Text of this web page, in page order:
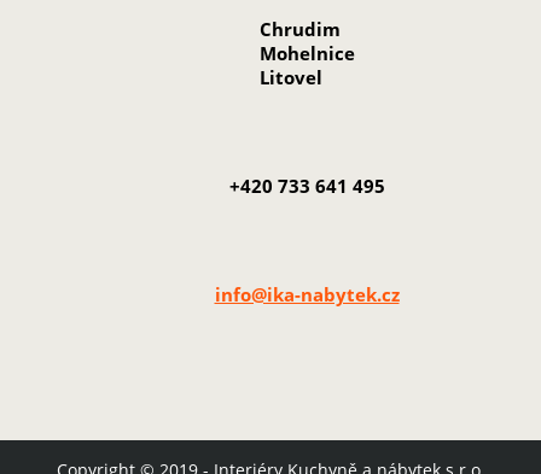
Chrudim
Mohelnice
Litovel
+420 733 641 495
info@ika-nabytek.cz